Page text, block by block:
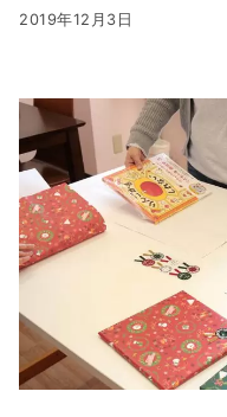
2019年12月3日